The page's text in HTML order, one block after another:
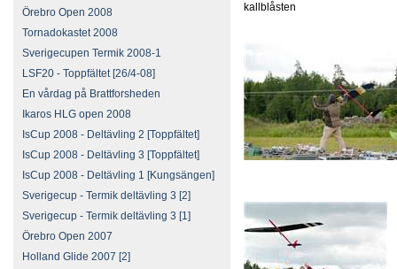
Örebro Open 2008
Tornadokastet 2008
Sverigecupen Termik 2008-1
LSF20 - Toppfältet [26/4-08]
En vårdag på Brattforsheden
Ikaros HLG open 2008
IsCup 2008 - Deltävling 2 [Toppfältet]
IsCup 2008 - Deltävling 3 [Toppfältet]
IsCup 2008 - Deltävling 1 [Kungsängen]
Sverigecup - Termik deltävling 3 [2]
Sverigecup - Termik deltävling 3 [1]
Örebro Open 2007
Holland Glide 2007 [2]
kallblåsten